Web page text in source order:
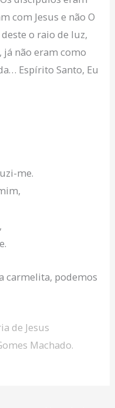
com Jesus e não O
o raio de luz,
já não eram como
Espírito Santo, Eu
me.
carmelita, podemos
de Jesus
Machado.